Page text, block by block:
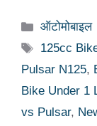
Categories
ऑटोमोबाइल
Tags
125cc
Pulsar N125,
Bike Under 1
vs Pulsar,